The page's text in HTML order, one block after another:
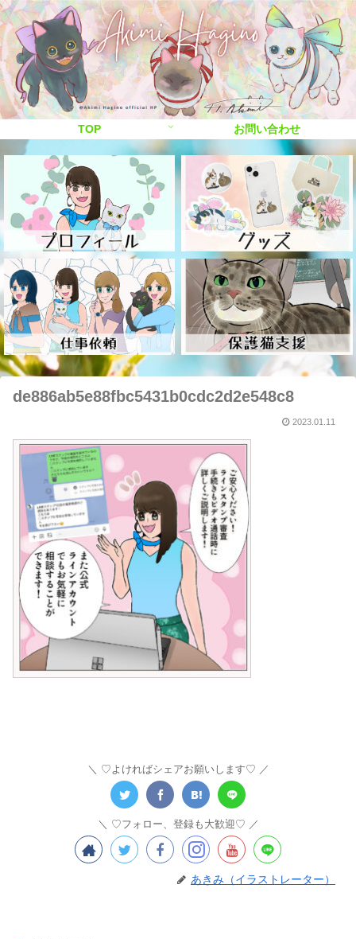
TOP お問い合わせ
de886ab5e88fbc5431b0cdc2d2e548c8
2023.01.11
♡よければシェアお願いします♡
♡フォロー、登録も大歓迎♡
あきみ（イラストレーター）